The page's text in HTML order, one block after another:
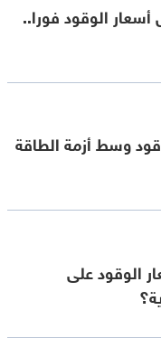
الوقود فورا..
وسط أزمة الطاقة
الوقود على